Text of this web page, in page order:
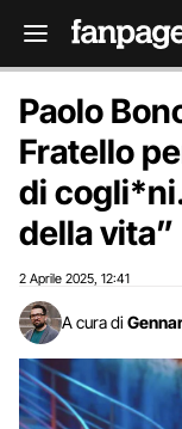
Paolo
Fratello
di
della vita”
2 Aprile 2025 12:41
A cura di